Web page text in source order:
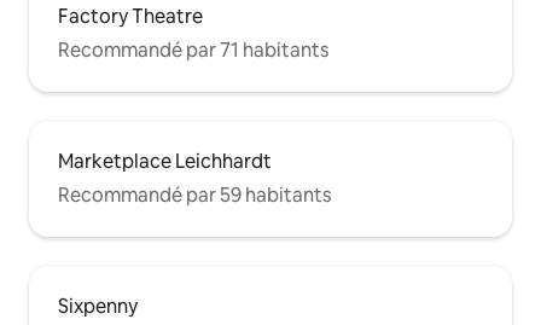
Factory Theatre
Recommandé par 71 habitants
Marketplace Leichhardt
Recommandé par 59 habitants
Sixpenny